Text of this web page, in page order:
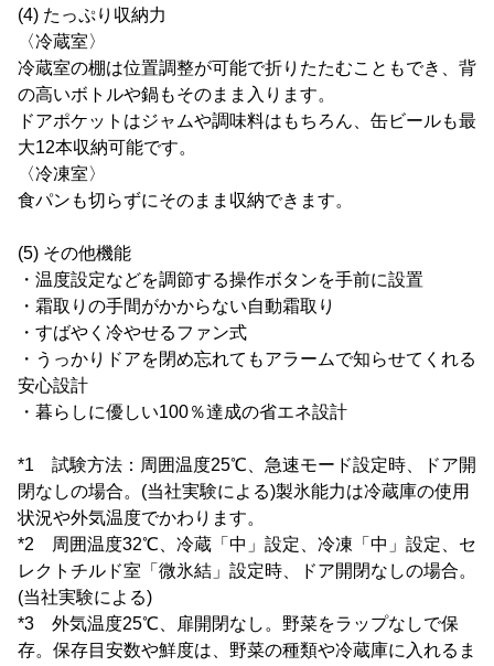
(4) たっぷり収納力
〈冷蔵室〉
冷蔵室の棚は位置調整が可能で折りたたむこともでき、背
の高いボトルや鍋もそのまま入ります。
ドアポケットはジャムや調味料はもちろん、缶ビールも最
大12本収納可能です。
〈冷凍室〉
食パンも切らずにそのまま収納できます。
(5) その他機能
・温度設定などを調節する操作ボタンを手前に設置
・霜取りの手間がかからない自動霜取り
・すばやく冷やせるファン式
・うっかりドアを閉め忘れてもアラームで知らせてくれる
安心設計
・暮らしに優しい100％達成の省エネ設計
*1 試験方法：周囲温度25℃、急速モード設定時、ドア開
閉なしの場合。(当社実験による)製氷能力は冷蔵庫の使用
状況や外気温度でかわります。
*2 周囲温度32℃、冷蔵「中」設定、冷凍「中」設定、セ
レクトチルド室「微氷結」設定時、ドア開閉なしの場合。
(当社実験による)
*3 外気温度25℃、扉開閉なし。野菜をラップなしで保
存。保存目安数や鮮度は、野菜の種類や冷蔵庫に入れるま